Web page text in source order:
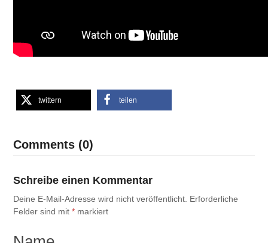
twittern teilen
Comments (0)
Schreibe einen Kommentar
Deine E-Mail-Adresse wird nicht veröffentlicht. Erforderliche
Felder sind mit* markiert